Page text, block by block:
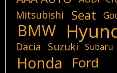
Mitsubishi Seat
BMW
Dacia Suzuki Subaru
Honda Ford